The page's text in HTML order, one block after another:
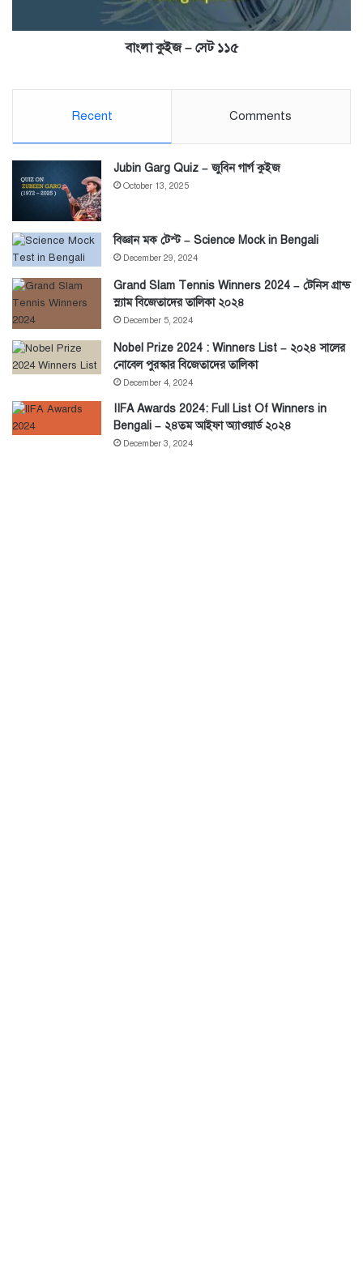
বাংলা কুইজ – সেট ১১৫
Recent Comments
Jubin Garg Quiz – জুবিন গার্গ কুইজ
October 13, 2025
বিজ্ঞান মক টেস্ট – Science Mock in Bengali
December 29, 2024
Grand Slam Tennis Winners 2024 – টেনিস গ্রান্ড
স্ল্যাম বিজেতাদের তালিকা ২০২৪
December 5, 2024
Nobel Prize 2024 : Winners List – ২০২৪ সালের
নোবেল পুরস্কার বিজেতাদের তালিকা
December 4, 2024
IIFA Awards 2024: Full List Of Winners in
Bengali – ২৪তম আইফা অ্যাওয়ার্ড ২০২৪
December 3, 2024